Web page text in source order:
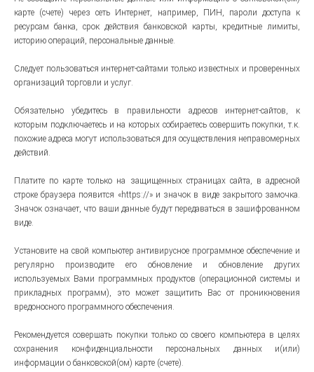
карте (счете) через сеть Интернет, например, ПИН, пароли доступа к
ресурсам банка, срок действия банковской карты, кредитные лимиты,
историю операций, персональные данные.
Следует пользоваться интернет-сайтами только известных и проверенных
организаций торговли и услуг.
Обязательно убедитесь в правильности адресов интернет-сайтов, к
которым подключаетесь и на которых собираетесь совершить покупки, т.к.
похожие адреса могут использоваться для осуществления неправомерных
действий.
Платите по карте только на защищенных страницах сайта, в адресной
строке браузера появится «https://» и значок в виде закрытого замочка.
Значок означает, что ваши данные будут передаваться в зашифрованном
виде.
Установите на свой компьютер антивирусное программное обеспечение и
регулярно производите его обновление и обновление других
используемых Вами программных продуктов (операционной системы и
прикладных программ), это может защитить Вас от проникновения
вредоносного программного обеспечения.
Рекомендуется совершать покупки только со своего компьютера в целях
сохранения конфиденциальности персональных данных и(или)
информации о банковской(ом) карте (счете).